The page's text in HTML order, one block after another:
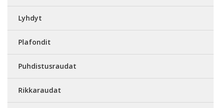
Lyhdyt
Plafondit
Puhdistusraudat
Rikkaraudat